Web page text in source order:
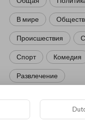
В мире
Происшествия
Спорт Комедия
Развлечение